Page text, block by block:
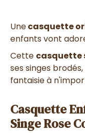
Unecasquette
enfants vont
Cette casquette
ses singes
fantaisie à
Casquette
Singe Rose